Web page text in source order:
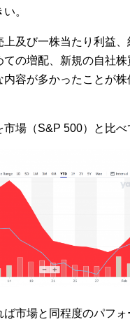
。
及び一株当たり利益
の増配、新規の自社株
内容が多かったことが株
場（S&P 500）と比べ
市場と同程度のパフォ